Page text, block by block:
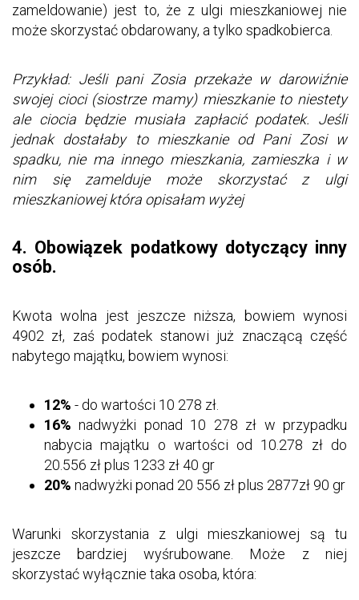
zameldowanie) jest to, że z ulgi mieszkaniowej nie
może skorzystać obdarowany, a tylko spadkobierca.
Przykład: Jeśli pani Zosia przekaże w darowiźnie
swojej cioci (siostrze mamy) mieszkanie to niestety
ale ciocia będzie musiała zapłacić podatek. Jeśli
jednak dostałaby to mieszkanie od Pani Zosi w
spadku, nie ma innego mieszkania, zamieszka i w
nim się zamelduje może skorzystać z ulgi
mieszkaniowej która opisałam wyżej
4. Obowiązek podatkowy dotyczący inny
osób.
Kwota wolna jest jeszcze niższa, bowiem wynosi
4902 zł, zaś podatek stanowi już znaczącą część
nabytego majątku, bowiem wynosi:
12% - do wartości 10 278 zł.
16% nadwyżki ponad 10 278 zł w przypadku
nabycia majątku o wartości od 10.278 zł do
20.556 zł plus 1233 zł 40 gr
20% nadwyżki ponad 20 556 zł plus 2877zł 90 gr
Warunki skorzystania z ulgi mieszkaniowej są tu
jeszcze bardziej wyśrubowane. Może z niej
skorzystać wyłącznie taka osoba, która: